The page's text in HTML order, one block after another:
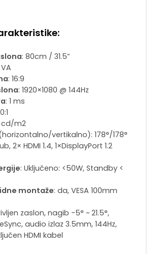
: 80cm / 31.5”
: 16:9
: 1920×1080 @ 144Hz
: 1 ms
cd/m2
vertikalno): 178°/178°
2× HDMI 1.4, 1×DisplayPort 1.2
: Uključeno: <50W, Standby <
montaže: da, VESA 100mm
zaslon, nagib -5° ~ 21.5°,
audio izlaz 3.5mm, 144Hz,
HDMI kabel